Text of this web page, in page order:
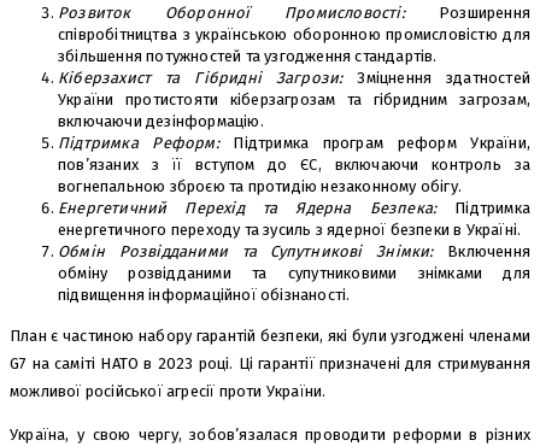
Розвиток Оборонної Промисловості:Розширення
співробітництва з українською оборонною промисловістю для
збільшення потужностей та узгодження стандартів.
Кіберзахист та Гібридні Загрози:Зміцнення здатностей
України протистояти кіберзагрозам та гібридним загрозам,
включаючи дезінформацію.
Підтримка Реформ:Підтримка програм реформ України,
пов’язаних з її вступом до ЄС, включаючи контроль за
вогнепальною зброєю та протидію незаконному обігу.
Енергетичний Перехід та Ядерна Безпека:Підтримка
енергетичного переходу та зусиль з ядерної безпеки в Україні.
Обмін Розвідданими та Супутникові Знімки:Включення
обміну розвідданими та супутниковими знімками для
підвищення інформаційної обізнаності.
План є частиною набору гарантій безпеки, які були узгоджені членами
G7 на саміті НАТО в 2023 році. Ці гарантії призначені для стримування
можливої російської агресії проти України.
Україна, у свою чергу, зобов’язалася проводити реформи в різних